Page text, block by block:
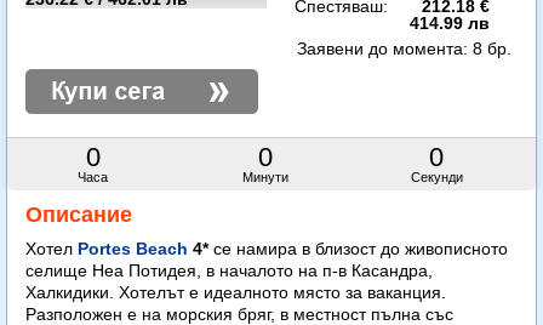
Спестяваш:
212.18 €
414.99 лв
0
Часа
0
Минути
0
Секунди
Заявени до момента: 8 бр.
Описание
Хотел Portes Beach 4*се намира в близост до живописното
селище Неа Потидея, в началото на п-в Касандра,
Халкидики. Хотелът е идеалното място за ваканция.
Разположен е на морския бряг, в местност пълна със